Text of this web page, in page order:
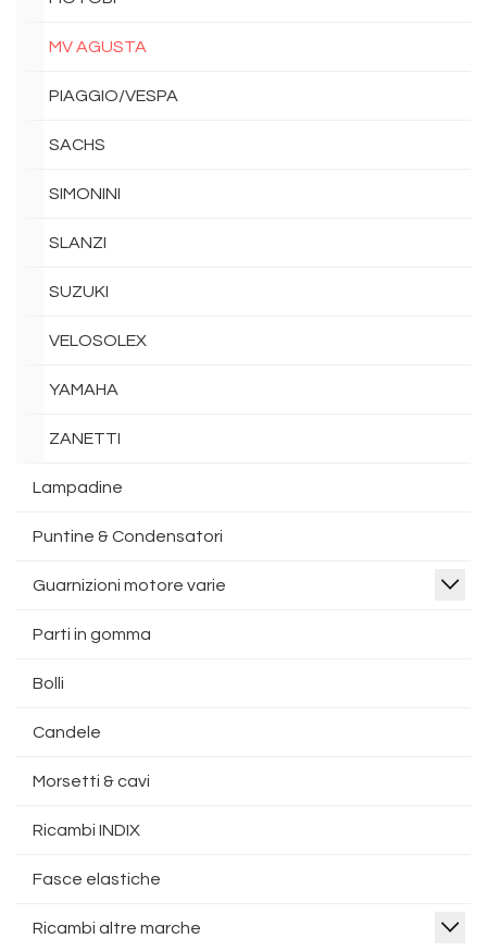
MV AGUSTA
PIAGGIO/VESPA
SACHS
SIMONINI
SLANZI
SUZUKI
VELOSOLEX
YAMAHA
ZANETTI
Lampadine
Puntine & Condensatori
Guarnizioni motore varie
Parti in gomma
Bolli
Candele
Morsetti & cavi
Ricambi INDIX
Fasce elastiche
Ricambi altre marche